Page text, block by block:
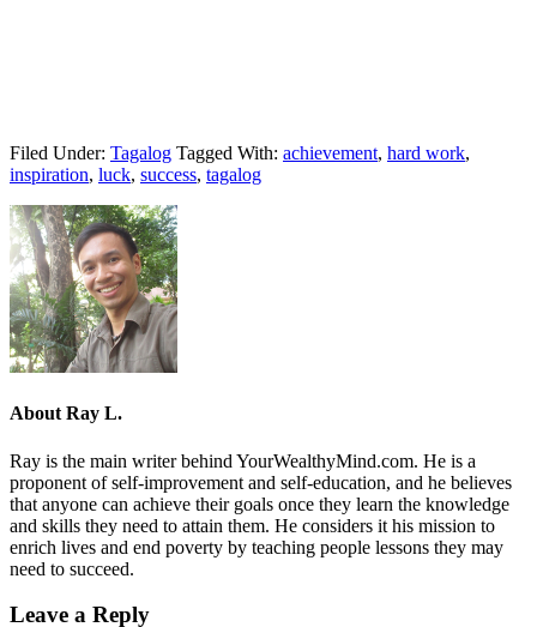
Filed Under: Tagalog Tagged With: achievement, hard work,
inspiration, luck, success, tagalog
About Ray L.
Ray is the main writer behind YourWealthyMind.com. He is a
proponent of self-improvement and self-education, and he believes
that anyone can achieve their goals once they learn the knowledge
and skills they need to attain them. He considers it his mission to
enrich lives and end poverty by teaching people lessons they may
need to succeed.
Leave a Reply